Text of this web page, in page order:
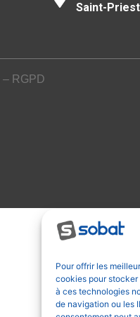
Pour offrir les
cookies pour
à ces technologies
de navigation ou les
Saint-Priest
– RGPD